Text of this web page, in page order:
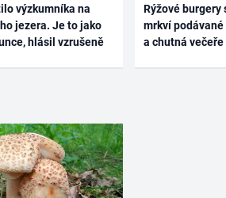
výzkumníka na
jezera. Je to jako
hlásil vzrušeně
Rýžové burgery
mrkví
a chutná večeře